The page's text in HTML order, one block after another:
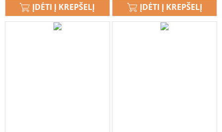
ĮDĖTI Į KREPŠELĮ ĮDĖTI Į KREPŠELĮ